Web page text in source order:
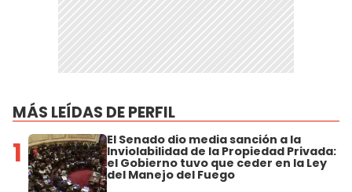
MÁS LEÍDAS DE PERFIL
1 El Senado dio media sanción a la
Inviolabilidad de la Propiedad Privada:
el Gobierno tuvo que ceder en la Ley
del Manejo del Fuego